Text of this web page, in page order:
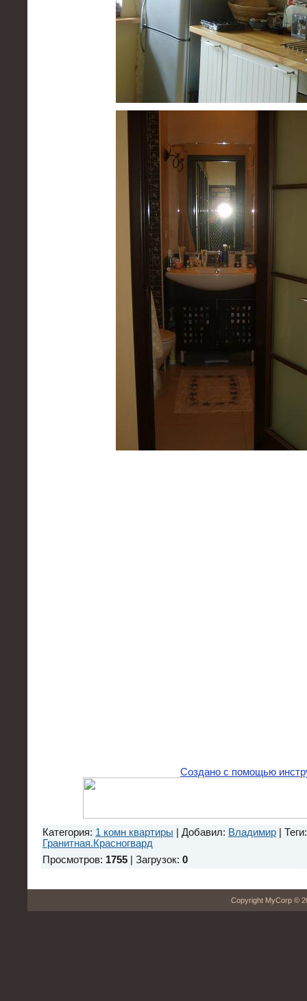
Создано с помощью
Категория: 1 комн квартиры Добавил: Владимир Теги
Гранитная.Красногвард
Просмотров: 1755 Загрузок: 0
Copyright MyCorp ©